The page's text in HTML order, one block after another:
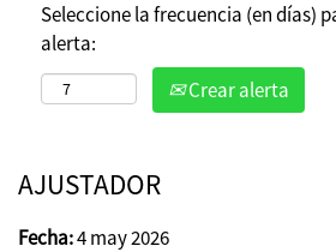
Seleccione la frecuencia (en días)
alerta:
Crear alerta
AJUSTADOR
Fecha:4 may 2026